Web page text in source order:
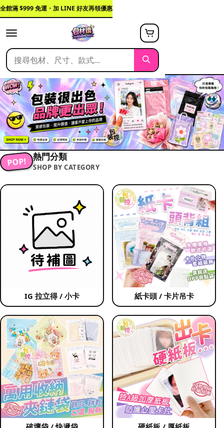
全館滿 $999 免運・加 LINE 好友再領優惠
POP! 熱門分類
SHOP BY CATEGORY
IG 拉立得 / 小卡 紙卡頭 / 卡片吊卡